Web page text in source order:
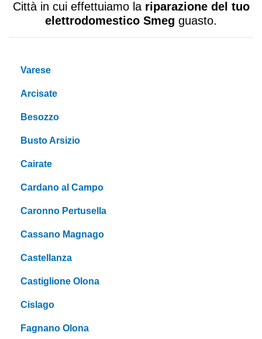
Città in cui effettuiamo la riparazione del tuo
elettrodomestico Smeg guasto.
Varese
Arcisate
Besozzo
Busto Arsizio
Cairate
Cardano al Campo
Caronno Pertusella
Cassano Magnago
Castellanza
Castiglione Olona
Cislago
Fagnano Olona